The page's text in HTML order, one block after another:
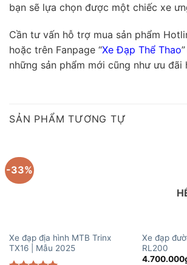
bạn sẽ lựa chọn được một chiếc xe
Cần tư vấn hỗ trợ mua sản phẩm
hoặc trên Fanpage “Xe Đạp Thể Thao
những sản phẩm mới cũng như ưu đãi
SẢN PHẨM TƯƠNG TỰ
-33%
Xe đạp địa hình MTB Trinx
TX16 | Mẫu 2025
Xe đạp
RL200
4.700.000